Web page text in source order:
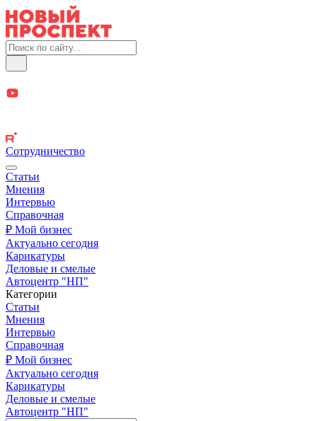
Сотрудничество
Статьи
Мнения
Интервью
Справочная
₽ Мой бизнес
Актуально сегодня
Карикатуры
Деловые и смелые
Автоцентр "НП"
Категории
Статьи
Мнения
Интервью
Справочная
₽ Мой бизнес
Актуально сегодня
Карикатуры
Деловые и смелые
Автоцентр "НП"